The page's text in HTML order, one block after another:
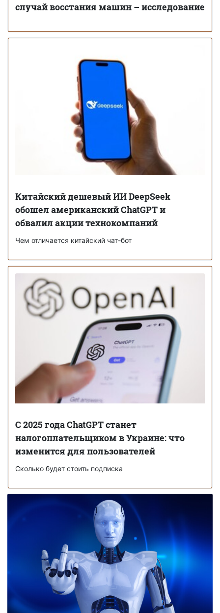
случай восстания машин – исследование
Китайский дешевый ИИ DeepSeek
обошел американский ChatGPT и
обвалил акции технокомпаний
Чем отличается китайский чат-бот
С 2025 года ChatGPT станет
налогоплательщиком в Украине: что
изменится для пользователей
Сколько будет стоить подписка